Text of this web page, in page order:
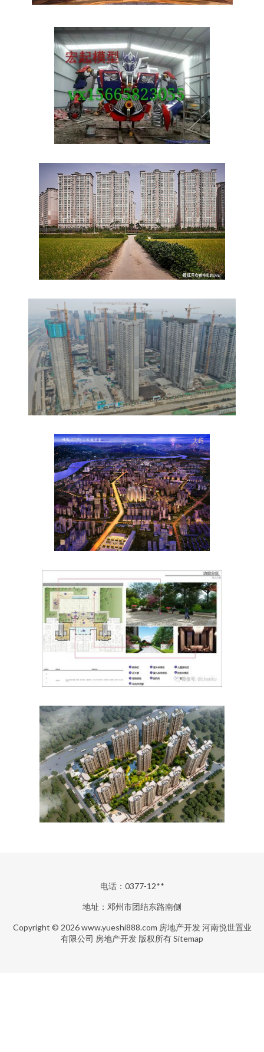
电话：0377-12**
地址：邓州市团结东路南侧
Copyright © 2026www.yueshi888.com 房地产开发 河南悦世置业
有限公司 房地产开发 版权所有Sitemap